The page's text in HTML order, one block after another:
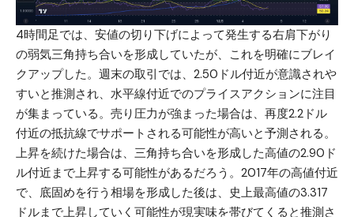
4時間足では、安値の切り下げによって発生する右肩下がり
の弱気三角持ち合いを形成していたが、これを明確にブレイ
クアップした。週末の取引では、2.50ドル付近が意識されや
すいと推測され、水平線付近でのプライスアクションに注目
が集まっている。売り圧力が強まった場合は、再度2.2ドル
付近の抵抗線でサポートされる可能性が高いと予測される。
上昇を続けた場合は、三角持ち合いを形成した高値の2.90ド
ル付近まで上昇する可能性があるだろう。2017年の高値付近
で、底固めを行う相場を形成した後は、史上最高値の3.317
ドルまで上昇していく可能性が現実味を帯びてくると推測さ